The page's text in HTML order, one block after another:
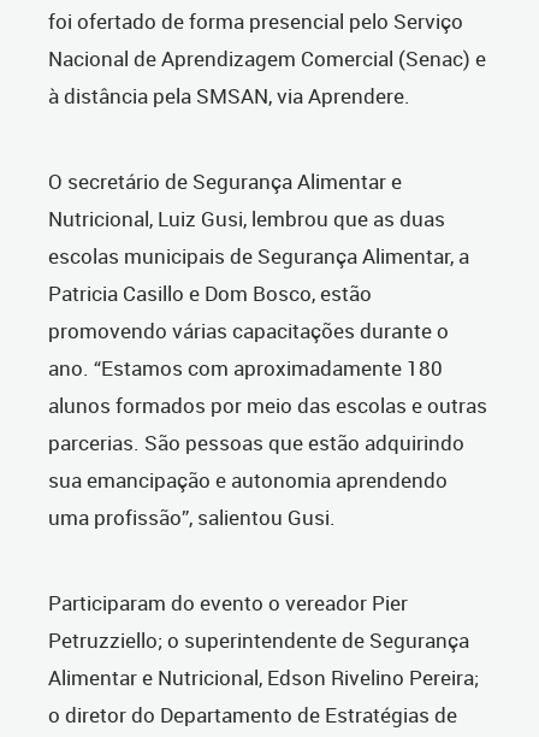
foi ofertado de forma presencial pelo Serviço
Nacional de Aprendizagem Comercial (Senac) e
à distância pela SMSAN, via Aprendere.
O secretário de Segurança Alimentar e
Nutricional, Luiz Gusi, lembrou que as duas
escolas municipais de Segurança Alimentar, a
Patricia Casillo e Dom Bosco, estão
promovendo várias capacitações durante o
ano. “Estamos com aproximadamente 180
alunos formados por meio das escolas e outras
parcerias. São pessoas que estão adquirindo
sua emancipação e autonomia aprendendo
uma profissão”, salientou Gusi.
Participaram do evento o vereador Pier
Petruzziello; o superintendente de Segurança
Alimentar e Nutricional, Edson Rivelino Pereira;
o diretor do Departamento de Estratégias de